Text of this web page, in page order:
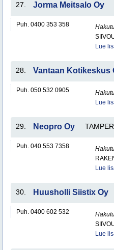
27. Jorma Meitsalo Oy
Puh. 0400 353 358
Lue
28. Vantaan Kotikeskus
Puh. 050 532 0905
Lue
29. Neopro Oy
Puh. 040 553 7358
Lue
30. Huusholli Siistix Oy
Puh. 0400 602 532
Lue